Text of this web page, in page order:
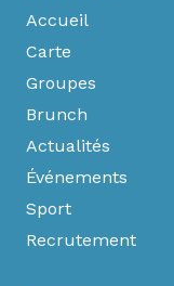
Accueil
Carte
Groupes
Brunch
Actualités
Événements
Sport
Recrutement